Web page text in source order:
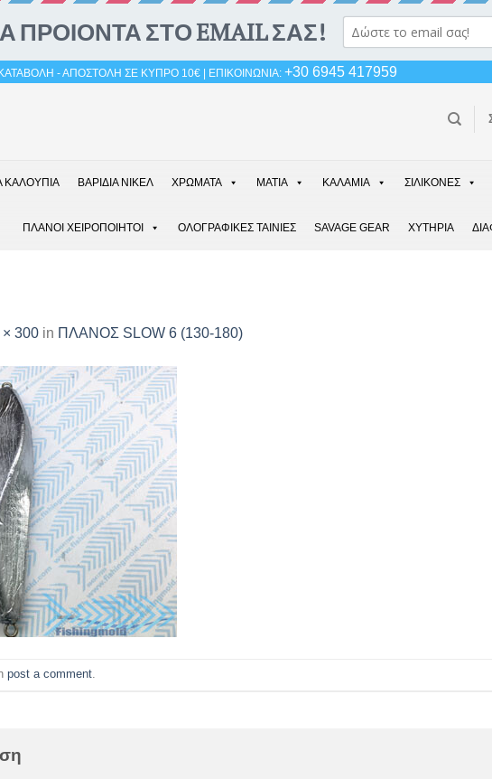
- ΑΠΟΣΤΟΛΗ ΣΕ ΚΥΠΡΟ 10€ | ΕΠΙΚΟΙΝΩΝΙΑ: +30 6945 417959
ΚΑΛΟΥΠΙΑ ΒΑΡΙΔΙΑ ΝΙΚΕΛ ΧΡΩΜΑΤΑ ΜΑΤΙΑ ΚΑΛΑΜΙΑ ΣΙΛΙΚΟΝΕΣ
ΠΛΑΝΟΙ ΧΕΙΡΟΠΟΙΗΤΟΙ ΟΛΟΓΡΑΦΙΚΕΣ ΤΑΙΝΙΕΣ SAVAGE GEAR ΧΥΤΗΡΙΑ
300 in ΠΛΑΝΟΣ SLOW 6 (130-180)
post a comment